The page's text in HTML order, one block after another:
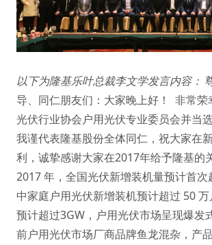
以下为隆基乐叶总裁李文学发言内容：
导、同仁朋友们：大家晚上好！ 非常荣
光伏行业协会户用光伏专业委员会并当
我谨代表隆基股份全体同仁，祝大家在
利，诚挚感谢大家在2017年给予隆基的
2017 年，全国光伏新增装机量预计首次
中家庭户用光伏新增装机预计超过 50
预计超过3GW，户用光伏市场呈现爆发
前户用光伏市场厂商品牌鱼龙混杂，产